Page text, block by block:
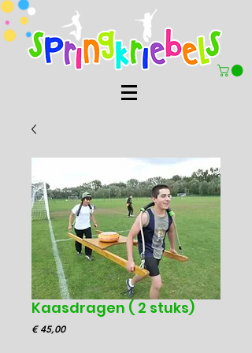
Kaasdragen ( 2 stuks)
€ 45,00Prijs